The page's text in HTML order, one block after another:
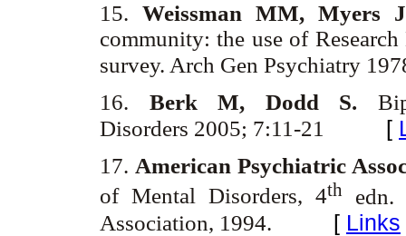
15. Weissman MM, Myers
community: the use of
survey. Arch Gen Psychiatry
16. Berk M, Dodd S.
Disorders 2005; 7:11-21
[
17.American Psychiatric
of Mental Disorders, 4th
edn.
Association, 1994.
[ Links